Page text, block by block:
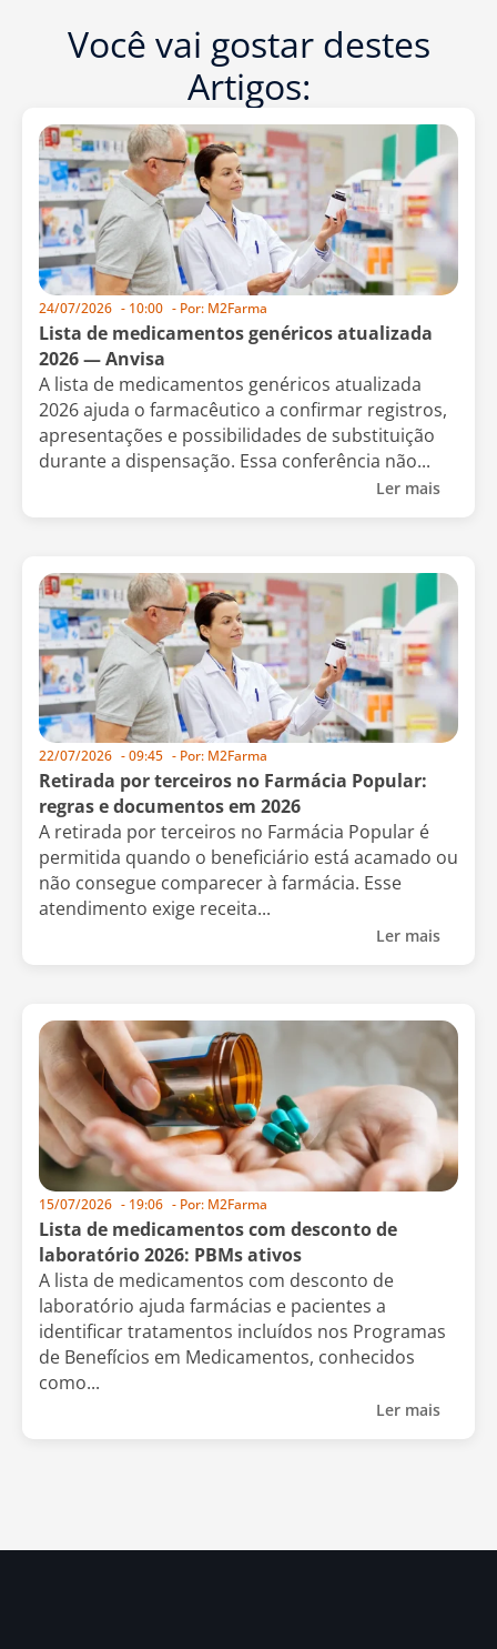
Você vai gostar destes
Artigos:
24/07/2026 - 10:00 - Por: M2Farma
Lista de medicamentos genéricos atualizada
2026 — Anvisa
A lista de medicamentos genéricos atualizada
2026 ajuda o farmacêutico a confirmar registros,
apresentações e possibilidades de substituição
durante a dispensação. Essa conferência não...
Ler mais
22/07/2026 -09:45 - Por: M2Farma
Retirada por terceiros no Farmácia Popular:
regras e documentos em 2026
A retirada por terceiros no Farmácia Popular é
permitida quando o beneficiário está acamado ou
não consegue comparecer à farmácia. Esse
atendimento exige receita...
Ler mais
15/07/2026 - 19:06 - Por: M2Farma
Lista de medicamentos com desconto de
laboratório 2026: PBMs ativos
A lista de medicamentos com desconto de
laboratório ajuda farmácias e pacientes a
identificar tratamentos incluídos nos Programas
de Benefícios em Medicamentos, conhecidos
como...
Ler mais